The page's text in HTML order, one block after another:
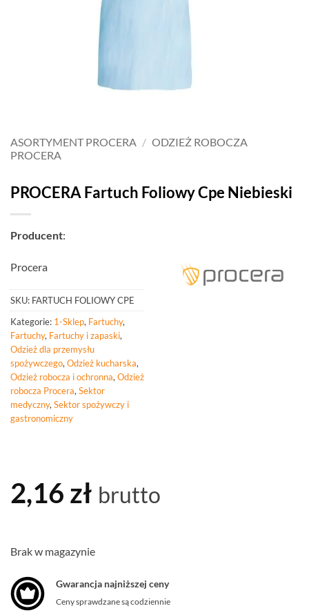
ASORTYMENT PROCERA / ODZIEŻ ROBOCZA
PROCERA
PROCERA Fartuch Foliowy Cpe Niebieski
Producent:
Procera
SKU: FARTUCH FOLIOWY CPE
Kategorie: 1-Sklep, Fartuchy,
Fartuchy, Fartuchy i zapaski,
Odzież dla przemysłu
spożywczego,Odzież kucharska,
Odzież robocza i ochronna,Odzież
robocza Procera,Sektor
medyczny,Sektor spożywczy i
gastronomiczny
2,16 zł brutto
Brak w magazynie
Gwarancja najniższej ceny
Ceny sprawdzane są codziennie